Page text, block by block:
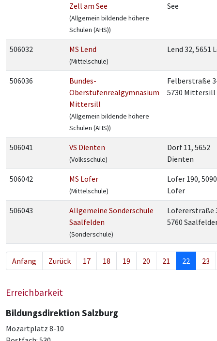
Zell am See
(Allgemein bildende höhere
Schulen (AHS))
See
506032 MS Lend
(Mittelschule)
Lend 32, 5651
506036
Bundes-
Oberstufenrealgymnasium
Mittersill
(Allgemein bildende höhere
Schulen (AHS))
Felberstraße
5730 Mittersill
506041 VS Dienten
(Volksschule)
Dorf 11, 5652
Dienten
506042 MS Lofer
(Mittelschule)
Lofer 190, 5090
Lofer
506043
Allgemeine Sonderschule
Saalfelden
(Sonderschule)
Lofererstraße
5760
Anfang Zurück 17 18 19 20 21 22 23
Erreichbarkeit
Bildungsdirektion Salzburg
Mozartplatz 8-10